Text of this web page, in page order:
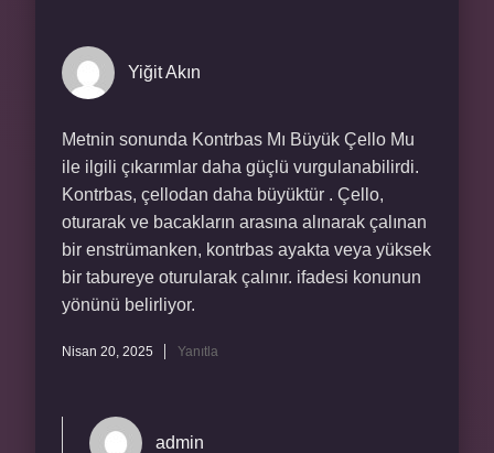
Yiğit Akın
Metnin sonunda Kontrbas Mı Büyük Çello Mu
ile ilgili çıkarımlar daha güçlü vurgulanabilirdi.
Kontrbas, çellodan daha büyüktür . Çello,
oturarak ve bacakların arasına alınarak çalınan
bir enstrümanken, kontrbas ayakta veya yüksek
bir tabureye oturularak çalınır. ifadesi konunun
yönünü belirliyor.
Nisan 20, 2025 Yanıtla
admin